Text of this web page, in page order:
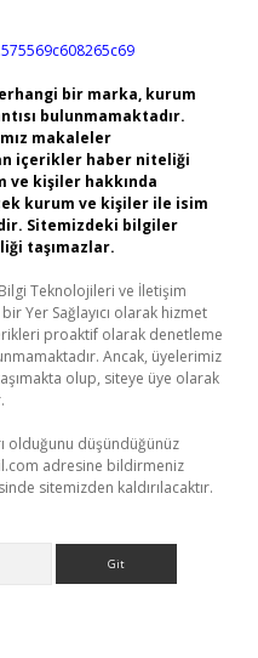
bir marka, kurum
bulunmamaktadır.
makaleler
içerikler haber niteliği
ve kişiler hakkında
kurum ve kişiler ile isim
Sitemizdeki bilgiler
taşımazlar.
Teknolojileri ve İletişim
Yer Sağlayıcı olarak hizmet
proaktif olarak denetleme
Ancak, üyelerimiz
olup, siteye üye olarak
olduğunu düşündüğünüz
adresine bildirmeniz
sitemizden kaldırılacaktır.